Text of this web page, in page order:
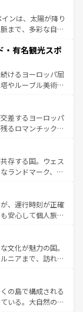
マルフィ海岸の絶
合間には、本場の
を堪能することも
旅をしてみよう！
ンは、太陽が降り
まで、多彩な自然
メンコ、熱気あふ
の一部となってい
や、バルセロナの
ローマ遺跡や中世
スペインはその個
。 なお、新着のスペイン情報は コ
・有名観光スポ
けるヨーロッパ屈
やルーブル美術館
宮殿、歴史的な大
が、訪れる者を心
国としても知ら
、プロヴァンスの
み方が可能だ。さ
おり、どの街角に
なる文化を体験で
報はコンテンツ一覧
差するヨーロッパ
るロマンチック街
ることがない。ベ
ルプスの絶景、そ
景は必見。ビール
新着の
ほしい。
存する国。ウェス
ランドマーク、歴
雅なアフタヌーン
パブ、サッカー観
富。イギリスを旅
、運行時刻が正確
安心して個人旅行
ではのユニークな
町歩きも満喫する
価も高いが、旅行
。 なお、新
照してほしい。
文化が魅力の国。
ニアまで、訪れる
グ、エンターテイ
。一方、アメリカ
ニオンやイエロー
の島で構成される
いる。大自然の神